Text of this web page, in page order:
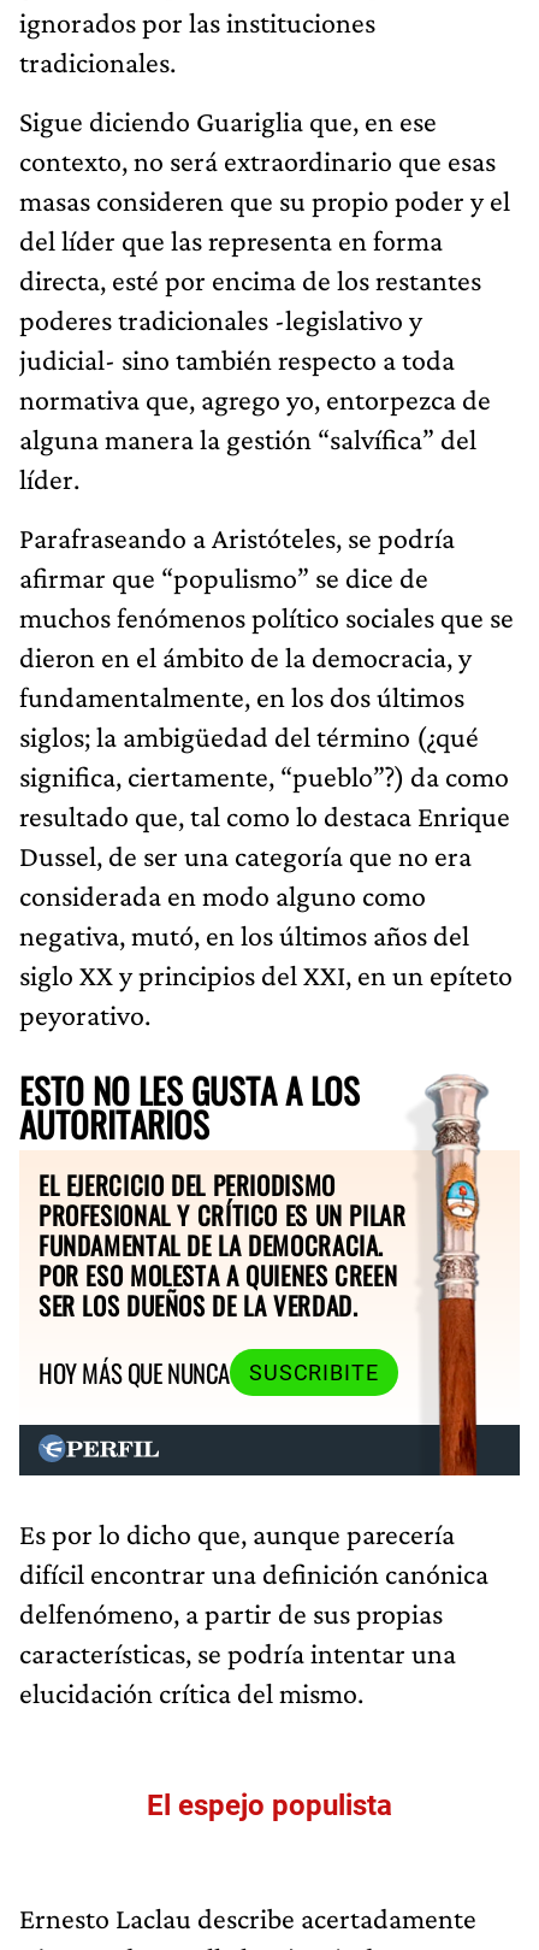
ignorados por las instituciones
tradicionales.
Sigue diciendo Guariglia que, en ese
contexto, no será extraordinario que esas
masas consideren que su propio poder y el
del líder que las representa en forma
directa, esté por encima de los restantes
poderes tradicionales -legislativo y
judicial- sino también respecto a toda
normativa que, agrego yo, entorpezca de
alguna manera la gestión “salvífica” del
líder.
Parafraseando a Aristóteles, se podría
afirmar que “populismo” se dice de
muchos fenómenos político sociales que se
dieron en el ámbito de la democracia, y
fundamentalmente, en los dos últimos
siglos; la ambigüedad del término (¿qué
significa, ciertamente, “pueblo”?) da como
resultado que, tal como lo destaca Enrique
Dussel, de ser una categoría que no era
considerada en modo alguno como
negativa, mutó, en los últimos años del
siglo XX y principios del XXI, en un epíteto
peyorativo.
ESTO NO LES GUSTA A LOS
AUTORITARIOS
EL EJERCICIO DEL PERIODISMO
PROFESIONAL Y CRÍTICO ES UN PILAR
FUNDAMENTAL DE LA DEMOCRACIA.
POR ESO MOLESTA A QUIENES CREEN
SER LOS DUEÑOS DE LA VERDAD.
HOY MÁS QUE NUNCA
SUSCRIBITE
Es por lo dicho que, aunque parecería
difícil encontrar una definición canónica
delfenómeno, a partir de sus propias
características, se podría intentar una
elucidación crítica del mismo.
El espejo populista
Ernesto Laclau describe acertadamente